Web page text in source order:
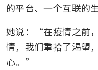
的平台、一个互联的
她说：“在疫情之前
情，我们重拾了渴望
心。”